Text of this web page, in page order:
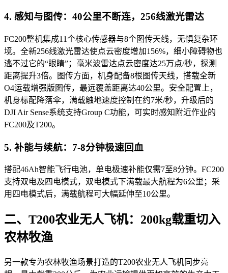
4. 感知与图传：40公里不断连，256线激光雷达
FC200整机集成11个核心传感器与8个图传天线，无惧复杂环
境。全新256线激光雷达使点云密度增加156%，细小障碍物也
逃不过它的“眼睛”；毫米波雷达点云密度达25万点/秒，探测
距离提升3倍。图传方面，机身配备8根图传天线，搭载全新
O4运载增强版图传，最远覆盖距离达40公里。安全配置上，
机身标配降落伞，满载触地速度控制在约7米/秒，升级后的
DJI Air Sense系统支持Group C功能，可实时感知附近作业的
FC200及T200。
5. 补能与续航：7-8分钟极速回血
搭配46Ah智能飞行电池，单电极速补能仅需7至8分钟。FC200
支持双电及四电模式，双电模式下满载最大航程为6公里；采
用四电模式后，满载航程可大幅延伸至10公里。
二、T200农业无人飞机：200kg载重切入
农林牧渔
另一款专为农林牧渔场景打造的T200农业无人飞机同步亮